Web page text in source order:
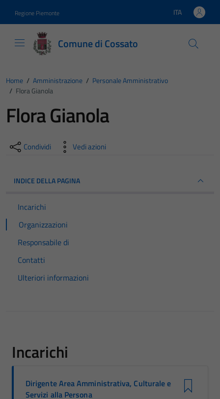
Regione Piemonte Lingua attiva:
ITA
Comune di Cossato
Home / Amministrazione / Personale Amministrativo
/ Flora Gianola
Flora Gianola
Condividi Vedi azioni
INDICE DELLA PAGINA
Incarichi
Organizzazioni
Responsabile di
Contatti
Ulteriori informazioni
Incarichi
Dirigente Area Amministrativa, Culturale e
Servizi alla Persona